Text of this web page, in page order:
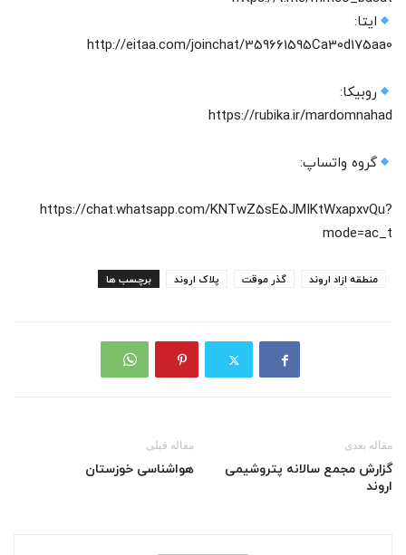
ایتا:
http://eitaa.com/joinchat/359661595Ca30d175aa0
روبیکا:
https://rubika.ir/mardomnahad
گروه واتساپ:
https://chat.whatsapp.com/KNTwZ5sE5JMIKtWxapxvQu?
mode=ac_t
برچسب ها پلاک اروند گذر موقت منطقه ازاد اروند
مقاله قبلی
هواشناسی خوزستان
مقاله بعدی
گزارش مجمع سالانه پتروشیمی
اروند